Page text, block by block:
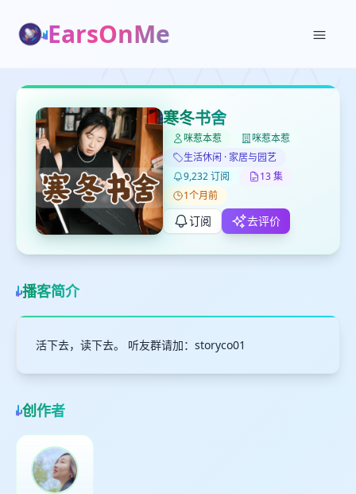
EarsOnMe
寒冬书舍
咪惹本惹
咪惹本惹
生活休闲 · 家居与园艺
9,232 订阅
13 集
1个月前
订阅 去评价
播客简介
活下去，读下去。 听友群请加：storyco01
创作者
✕
打分
键盘下留人
最长200字
✕
删除确认
取消 确认删除
✕
加入播单
创建